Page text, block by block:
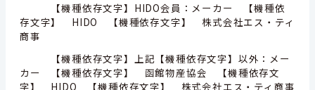
【機種依存文字】HIDO会員：メーカー 【機種依
存文字】 HIDO 【機種依存文字】 株式会社エス・ティ
商事
【機種依存文字】上記【機種依存文字】以外：メー
カー 【機種依存文字】 函館物産協会 【機種依存文
字】 HIDO 【機種依存文字】 株式会社エス・ティ商事